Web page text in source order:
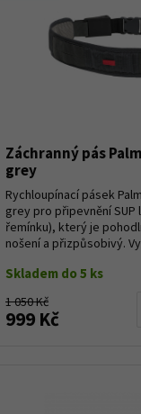
Záchranný pás
grey
Rychloupínací pásek
grey pro připevnění
řemínku), který je
nošení a přizpůsobivý.
Skladem do 5 ks
1 050 Kč
999 Kč